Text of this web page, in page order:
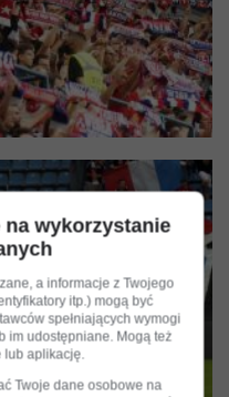
wykorzystanie
a informacje z Twojego
itp.) mogą być
spełniających wymogi
im udostępniane. Mogą też
lub aplikację.
Twoje dane osobowe na